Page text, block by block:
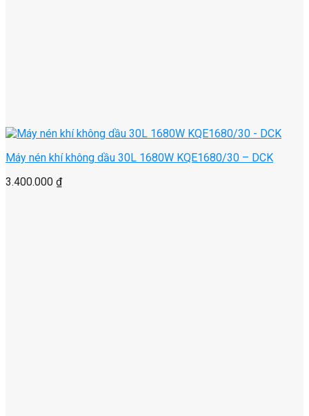
Máy nén khí không dầu 30L 1680W KQE1680/30 – DCK
3.400.000 ₫